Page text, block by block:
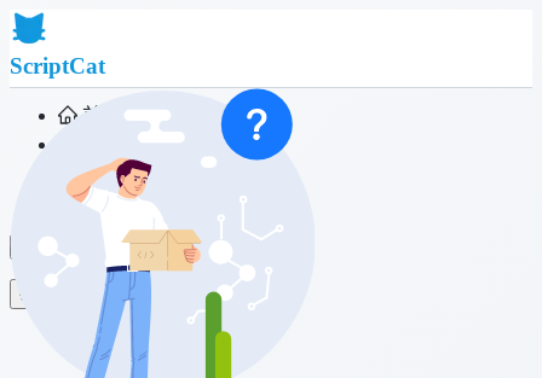
ScriptCat
首页
脚本列表
浏览器扩展